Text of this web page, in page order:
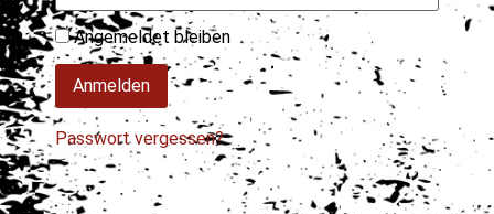
Angemeldet bleiben
Passwort vergessen?